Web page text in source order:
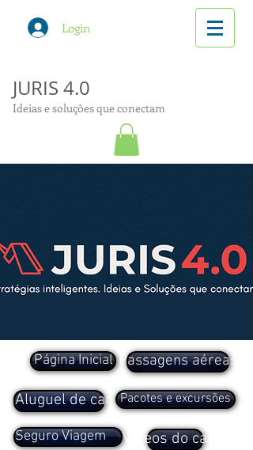
Login
JURIS 4.0
Ideias e soluções que conectam
Página Inicial Passagens aéreas
Aluguel de carrosPacotes e excursões
Seguro Viagem
Vídeos do canal